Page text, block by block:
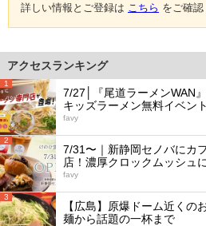
詳しい情報とご登録は こちら をご確認
アクセスランキング
1
7/27│『尾道ラーメンWAN
キッズラーメン無料イベン
favy
2
7/31〜｜新静岡セノバにカ
店！濃厚クロックムッシュ
favy
3
【広島】原爆ドーム近くの
麺から話題の一杯まで